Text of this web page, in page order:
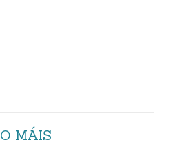
O MÁIS